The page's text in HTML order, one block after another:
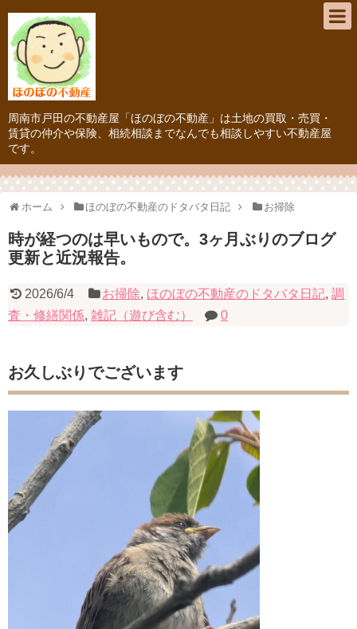
周南市戸田の不動産屋「ほのぼの不動産」は土地の買取・売買・
賃貸の仲介や保険、相続相談までなんでも相談しやすい不動産屋
です。
ホーム ほのぼの不動産のドタバタ日記 お掃除
時が経つのは早いもので。3ヶ月ぶりのブログ
更新と近況報告。
2026/6/4 お掃除, ほのぼの不動産のドタバタ日記,調
査・修繕関係, 雑記（遊び含む） 0
お久しぶりでございます